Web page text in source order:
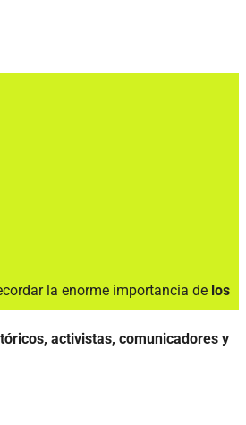
la enorme importancia de los
activistas, comunicadores y